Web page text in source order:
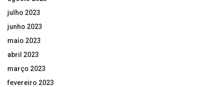
julho 2023
junho 2023
maio 2023
abril 2023
março 2023
fevereiro 2023